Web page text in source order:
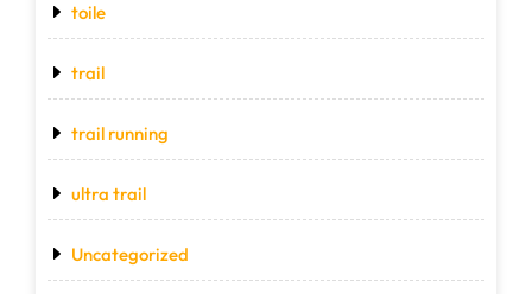
toile
trail
trail running
ultra trail
Uncategorized